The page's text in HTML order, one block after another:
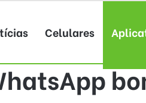
Celulares